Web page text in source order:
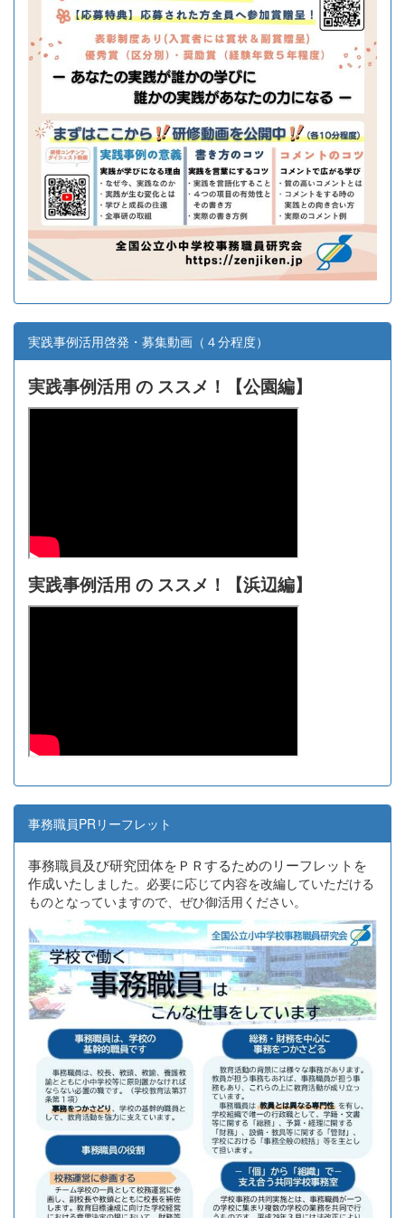
実践事例活用啓発・募集動画（４分程度）
実践事例活用 の ススメ！【公園編】
実践事例活用 の ススメ！【浜辺編】
事務職員PRリーフレット
事務職員及び研究団体をＰＲするためのリーフレットを
作成いたし ました。必要に応じて内容を改編していただける
ものとなっていますので、ぜひ御活用ください。